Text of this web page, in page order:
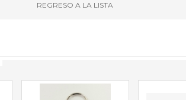
REGRESO A LA LISTA